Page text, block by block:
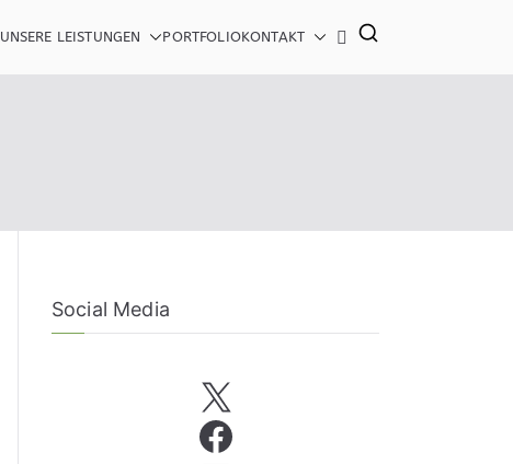
UNSERE LEISTUNGEN PORTFOLIOKONTAKT
Social Media